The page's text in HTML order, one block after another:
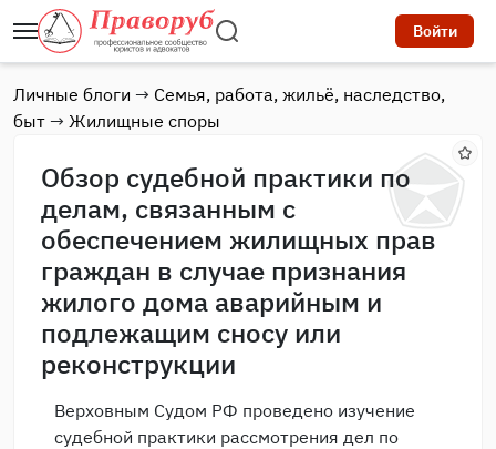
Войти
Личные блоги → Семья, работа, жильё, наследство,
быт → Жилищные споры
Обзор судебной практики по
делам, связанным с
обеспечением жилищных прав
граждан в случае признания
жилого дома аварийным и
подлежащим сносу или
реконструкции
Верховным Судом РФ проведено изучение
судебной практики рассмотрения дел по